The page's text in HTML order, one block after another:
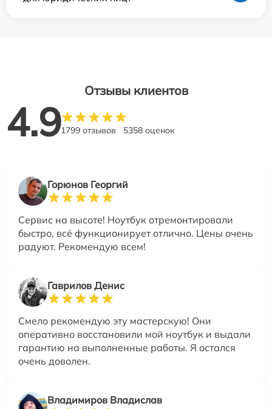
Отзывы клиентов
4.91799 отзывов 5358 оценок
Горюнов Георгий
Сервис на высоте! Ноутбук отремонтировали
быстро, всё функционирует отлично. Цены очень
радуют. Рекомендую всем!
Гаврилов Денис
Смело рекомендую эту мастерскую! Они
оперативно восстановили мой ноутбук и выдали
гарантию на выполненные работы. Я остался
очень доволен.
Владимиров Владислав